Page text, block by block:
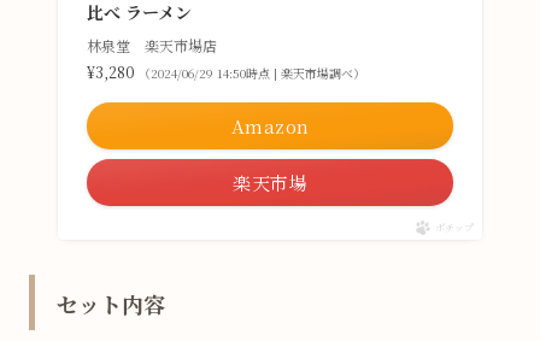
比べ ラーメン
林泉堂 楽天市場店
¥3,280
（2024/06/29 14:50時点 | 楽天市場調べ）
Amazon
楽天市場
ポチップ
セット内容